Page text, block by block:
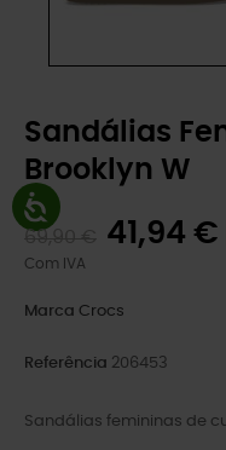
Sandálias
Brooklyn W
69,90 € 41,94 €
Com IVA
Marca Crocs
Referência 206453
Sandálias femininas de